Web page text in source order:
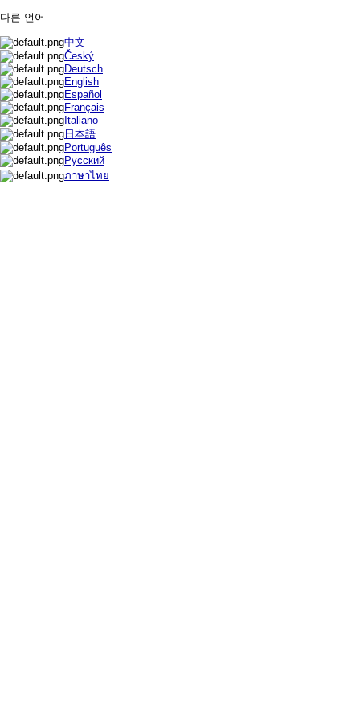
다른 언어
中文
Český
Deutsch
English
Español
Français
Italiano
日本語
Português
Русский
ภาษาไทย